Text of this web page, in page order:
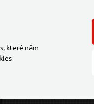
, které nám